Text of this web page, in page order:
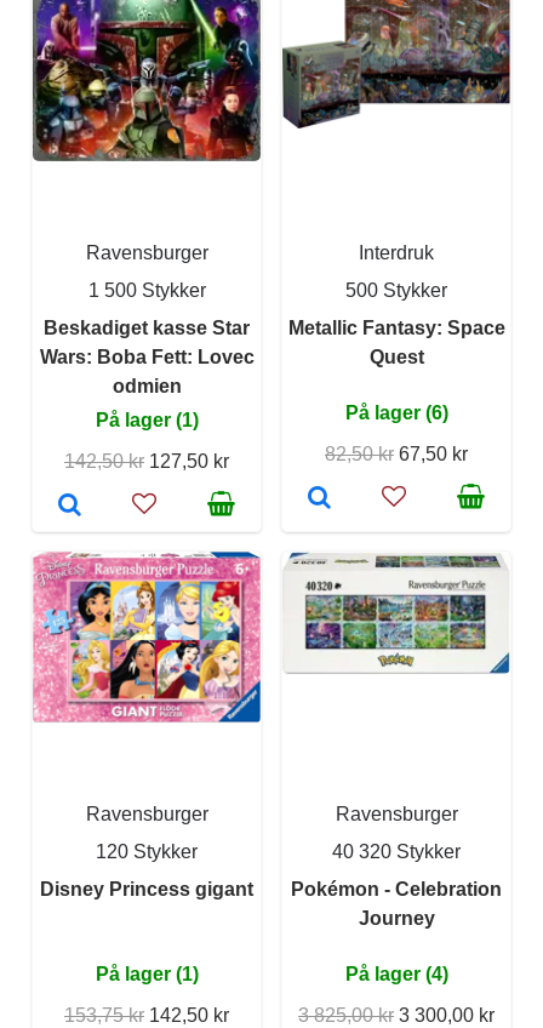
Ravensburger
1 500 Stykker
Beskadiget kasse Star
Wars: Boba Fett: Lovec
odmien
På lager (1)
142,50 kr 127,50 kr
Interdruk
500 Stykker
Metallic Fantasy: Space
Quest
På lager (6)
82,50 kr 67,50 kr
Ravensburger
120 Stykker
Disney Princess gigant
På lager (1)
153,75 kr 142,50 kr
Ravensburger
40 320 Stykker
Pokémon - Celebration
Journey
På lager (4)
3 825,00 kr 3 300,00 kr